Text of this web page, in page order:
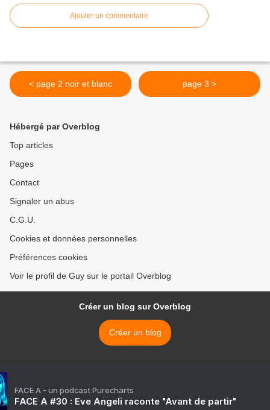
Ajouter un commentaire
< page 2 noir et blanc page 3 >
Hébergé par Overblog
Top articles
Pages
Contact
Signaler un abus
C.G.U.
Cookies et données personnelles
Préférences cookies
Voir le profil de Guy sur le portail Overblog
Créer un blog sur Overblog
Créer un blog
FACE A - un podcast Purecharts
FACE A #30 : Eve Angeli raconte "Avant de partir"